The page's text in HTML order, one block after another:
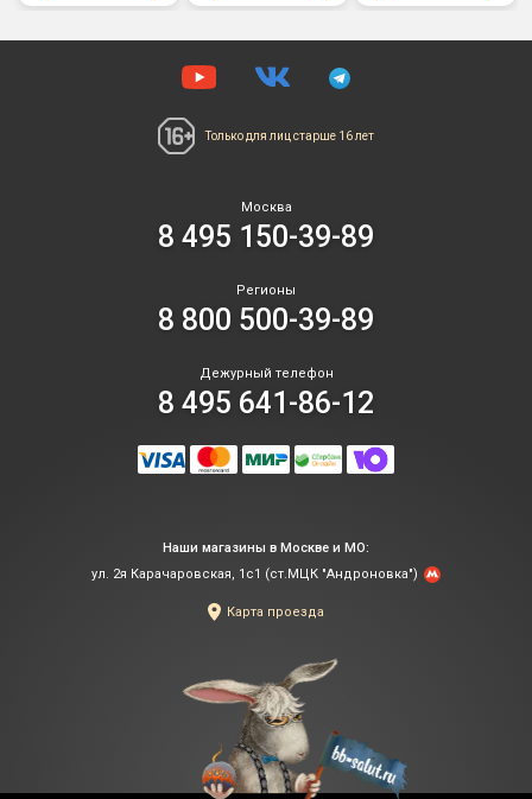
Только для лиц старше 16 лет
Москва
8 495 150-39-89
Регионы
8 800 500-39-89
Дежурный телефон
8 495 641-86-12
Наши магазины в Москве и МО:
ул. 2я Карачаровская, 1с1 (ст.МЦК "Андроновка")
Карта проезда